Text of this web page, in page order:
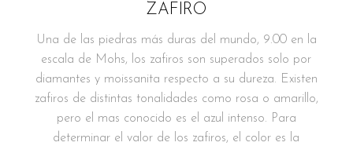
ZAFIRO
Una de las piedras más duras del mundo, 9.00 en la
escala de Mohs, los zafiros son superados solo por
diamantes y moissanita respecto a su dureza. Existen
zafiros de distintas tonalidades como rosa o amarillo,
pero el mas conocido es el azul intenso. Para
determinar el valor de los zafiros, el color es la